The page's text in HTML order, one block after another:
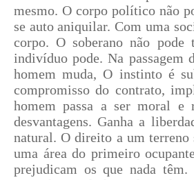
mesmo. O corpo político não
se auto aniquilar. Com uma
corpo. O soberano não
indivíduo pode. Na passagem
homem muda, O instinto é
compromisso do contrato,
homem passa a ser moral e
desvantagens. Ganha a
natural. O direito a um terreno
uma área do primeiro
prejudicam os que nada